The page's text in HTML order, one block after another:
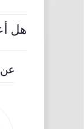
هل
عن